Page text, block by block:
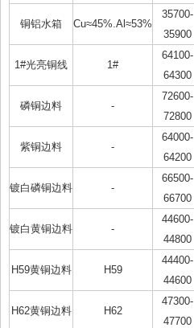
铜铝水箱 Cu≈45%.Al≈53%
35700-
35900
1#光亮铜线 1#
64100-
64300
磷铜边料 -
72600-
72800
紫铜边料 -
64000-
64200
镀白磷铜边料 -
66500-
66700
镀白黄铜边料 -
44600-
44800
H59黄铜边料 H59
44400-
44600
H62黄铜边料 H62
47300-
47700